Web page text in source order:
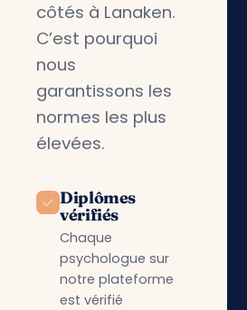
côtés à Lanaken.
C’est pourquoi
nous
garantissons les
normes les plus
élevées.
Diplômes
vérifiés
Chaque
psychologue sur
notre plateforme
est vérifié